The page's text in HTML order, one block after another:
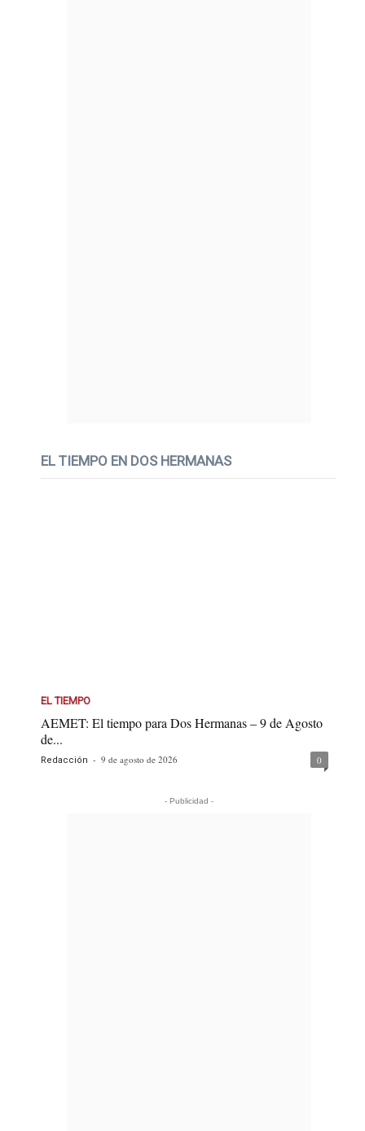
EL TIEMPO EN DOS HERMANAS
EL TIEMPO
AEMET: El tiempo para Dos Hermanas – 9 de Agosto
de...
Redacción - 9 de agosto de 2026 0
- Publicidad -